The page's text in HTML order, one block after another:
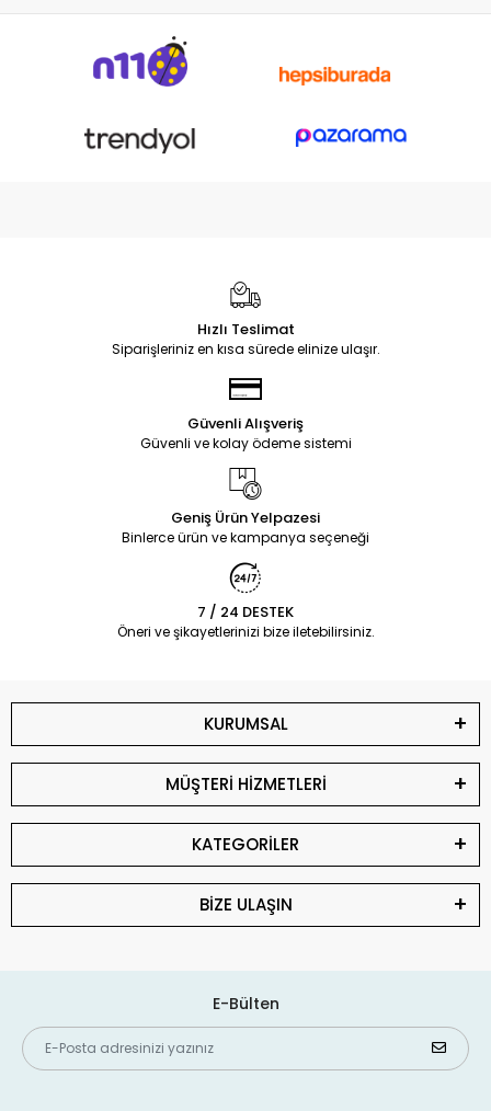
Hızlı Teslimat
Siparişleriniz en kısa sürede elinize ulaşır.
Güvenli Alışveriş
Güvenli ve kolay ödeme sistemi
Geniş Ürün Yelpazesi
Binlerce ürün ve kampanya seçeneği
7 / 24 DESTEK
Öneri ve şikayetlerinizi bize iletebilirsiniz.
KURUMSAL
MÜŞTERİ HİZMETLERİ
KATEGORİLER
BİZE ULAŞIN
E-Bülten